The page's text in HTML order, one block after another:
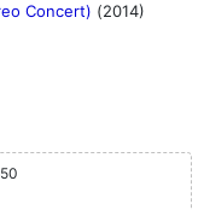
Concert) (2014)